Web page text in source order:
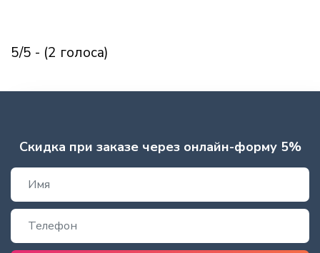
5/5 - (2 голоса)
Скидка при заказе через онлайн-форму 5%